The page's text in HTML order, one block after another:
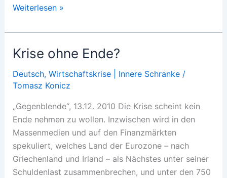
Deutschlands
im
Osten
Weiterlesen »
Krise ohne Ende?
Deutsch, Wirtschaftskrise | Innere Schranke/
Tomasz Konicz
„Gegenblende“, 13.12. 2010 Die Krise scheint kein
Ende nehmen zu wollen. Inzwischen wird in den
Massenmedien und auf den Finanzmärkten
spekuliert, welches Land der Eurozone – nach
Griechenland und Irland – als Nächstes unter seiner
Schuldenlast zusammenbrechen, und unter den 750